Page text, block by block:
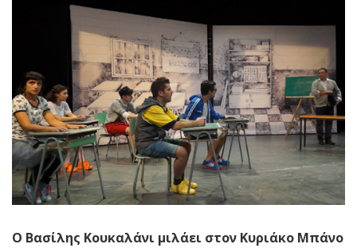
Ο Βασίλης Κουκαλάνι μιλάει στον Κυριάκο Μπάνο